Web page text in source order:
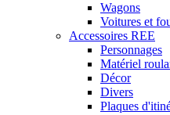
Wagons
Voitures et
Accessoires REE
Personnages
Matériel
Décor
Divers
Plaques